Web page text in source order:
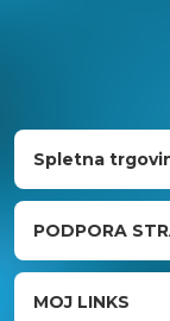
Spletna
PODPORA
MOJ LINKS